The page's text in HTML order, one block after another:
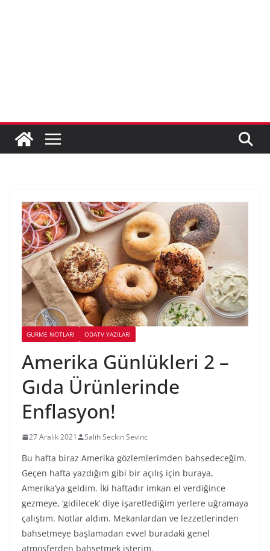
GURME NOTLARI ODATV YAZILARI
Amerika Günlükleri 2 –
Gıda Ürünlerinde
Enflasyon!
27 Aralık 2021 Salih Seckin Sevinc
Bu hafta biraz Amerika gözlemlerimden bahsedeceğim.
Geçen hafta yazdığım gibi bir açılış için buraya,
Amerika’ya geldim. İki haftadır imkan el verdiğince
gezmeye, ‘gidilecek’ diye işaretlediğim yerlere uğramaya
çalıştım. Notlar aldım. Mekanlardan ve lezzetlerinden
bahsetmeye başlamadan evvel buradaki genel
atmosferden bahsetmek isterim.